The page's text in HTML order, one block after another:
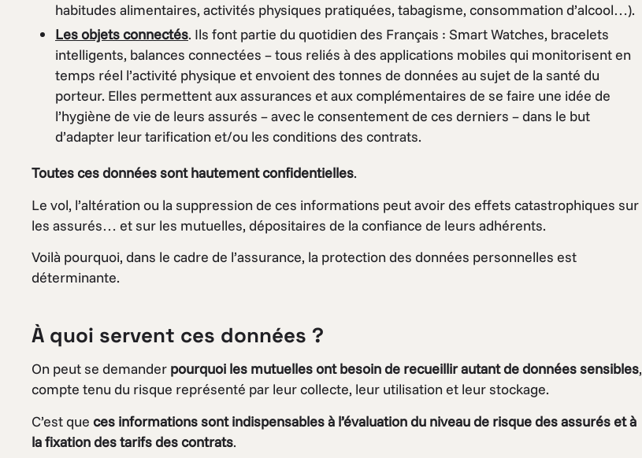
habitudes alimentaires, activités physiques pratiquées, tabagisme, consommation d’alcool…).
Les objets connectés. Ils font partie du quotidien des Français : Smart Watches, bracelets
intelligents, balances connectées – tous reliés à des applications mobiles qui monitorisent en
temps réel l’activité physique et envoient des tonnes de données au sujet de la santé du
porteur. Elles permettent aux assurances et aux complémentaires de se faire une idée de
l’hygiène de vie de leurs assurés – avec le consentement de ces derniers – dans le but
d’adapter leur tarification et/ou les conditions des contrats.
Toutes ces données sont hautement confidentielles.
Le vol, l’altération ou la suppression de ces informations peut avoir des effets catastrophiques sur
les assurés… et sur les mutuelles, dépositaires de la confiance de leurs adhérents.
Voilà pourquoi, dans le cadre de l’assurance, la protection des données personnelles est
déterminante.
À quoi servent ces données ?
On peut se demander pourquoi les mutuelles ont besoin de recueillir autant de données sensibles,
compte tenu du risque représenté par leur collecte, leur utilisation et leur stockage.
C’est que ces informations sont indispensables à l’évaluation du niveau de risque des assurés et à
la fixation des tarifs des contrats.